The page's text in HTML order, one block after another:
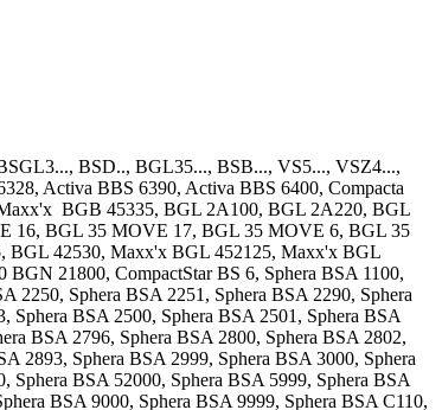
BSD.., BGL35..., BSB..., VS5..., VSZ4...,
Activa BBS 6390, Activa BBS 6400, Compacta
BGB 45335, BGL 2A100, BGL 2A220, BGL
16, BGL 35 MOVE 17, BGL 35 MOVE 6, BGL 35
BGL 42530, Maxx'x BGL 452125, Maxx'x BGL
21800, CompactStar BS 6, Sphera BSA 1100,
2250, Sphera BSA 2251, Sphera BSA 2290, Sphera
Sphera BSA 2500, Sphera BSA 2501, Sphera BSA
BSA 2796, Sphera BSA 2800, Sphera BSA 2802,
2893, Sphera BSA 2999, Sphera BSA 3000, Sphera
Sphera BSA 52000, Sphera BSA 5999, Sphera BSA
BSA 9000, Sphera BSA 9999, Sphera BSA C110,